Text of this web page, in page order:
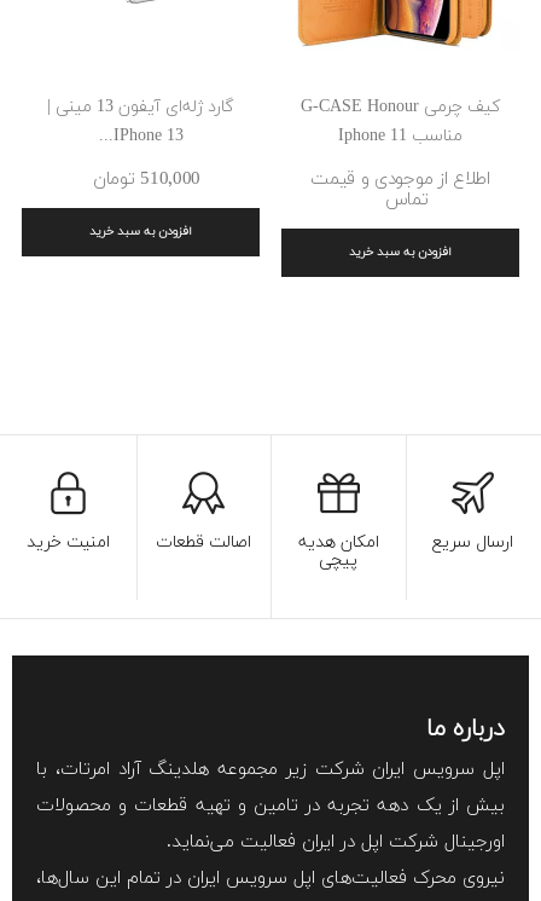
کیف چرمی G-CASE Honour
مناسب Iphone 11
اطلاع از موجودی و قیمت
تماس
افزودن به سبد خرید
گارد ژله‌ای آیفون 13 مینی |
IPhone 13...
510٬000 ‎تومان
افزودن به سبد خرید
ارسال سریع امکان هدیه
پیچی
اصالت قطعات امنیت خرید
درباره ما
اپل سرویس ایران شرکت زیر مجموعه هلدینگ آراد امرتات، با
بیش از یک دهه تجربه در تامین و تهیه قطعات و محصولات
اورجینال شرکت اپل در ایران فعالیت می‌نماید.
نیروی محرک فعالیت‌های اپل سرویس ایران در تمام این سال‌ها،